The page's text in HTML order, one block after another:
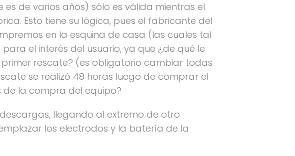
de varios años) sólo es válida mientras el
Esto tiene su lógica, pues el fabricante del
en la esquina de casa (las cuales tal
el interés del usuario, ya que ¿de qué le
rescate? (es obligatorio cambiar todas
se realizó 48 horas luego de comprar el
de la compra del equipo?
llegando al extremo de otro
los electrodos y la batería de la